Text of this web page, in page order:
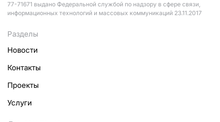
77-71671 выдано Федеральной службой по надзору в сфере связи,
информационных технологий и массовых коммуникаций 23.11.2017
Разделы
Новости
Контакты
Проекты
Услуги